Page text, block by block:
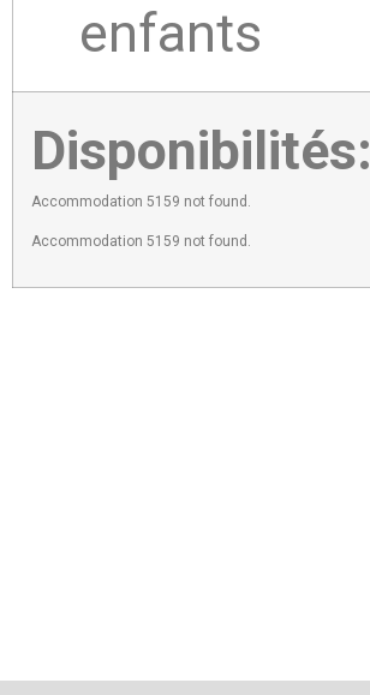
enfants
Disponibilités:
Accommodation 5159 not found.
Accommodation 5159 not found.